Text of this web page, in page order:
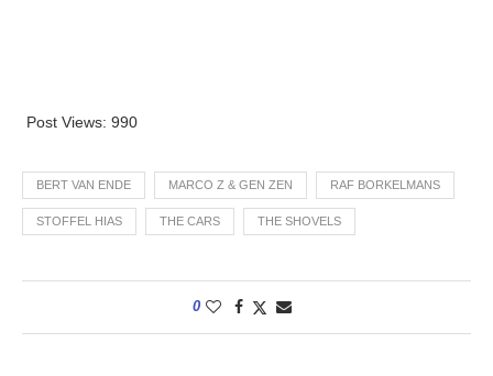
Post Views: 990
BERT VAN ENDE MARCO Z & GEN ZEN RAF BORKELMANS
STOFFEL HIAS THE CARS THE SHOVELS
0